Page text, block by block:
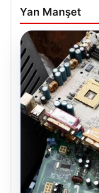
Yan Manşet